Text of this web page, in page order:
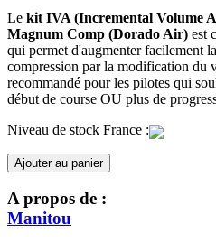
Le kit IVA (Incremental Volume
Magnum Comp (Dorado Air) est
qui permet d'augmenter facilement
compression par la modification du
recommandé pour les pilotes qui
début de course OU plus de
Niveau de stock France :
Ajouter au panier
A propos de :
Manitou